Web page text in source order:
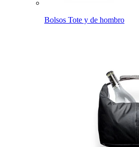
Bolsos Tote y de hombro